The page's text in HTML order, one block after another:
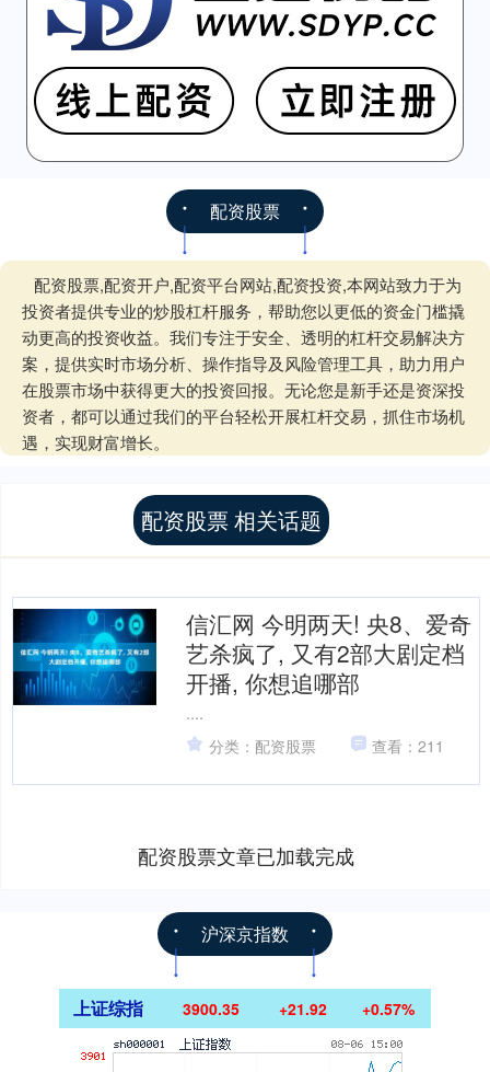
配资股票
配资股票,配资开户,配资平台网站,配资投资,本网站致力于为
投资者提供专业的炒股杠杆服务，帮助您以更低的资金门槛撬
动更高的投资收益。我们专注于安全、透明的杠杆交易解决方
案，提供实时市场分析、操作指导及风险管理工具，助力用户
在股票市场中获得更大的投资回报。无论您是新手还是资深投
资者，都可以通过我们的平台轻松开展杠杆交易，抓住市场机
遇，实现财富增长。
配资股票 相关话题
信汇网 今明两天! 央8、爱奇
艺杀疯了, 又有2部大剧定档
开播, 你想追哪部
....
分类：配资股票 查看：211
配资股票文章已加载完成
沪深京指数
上证综指 3900.35 +21.92 +0.57%